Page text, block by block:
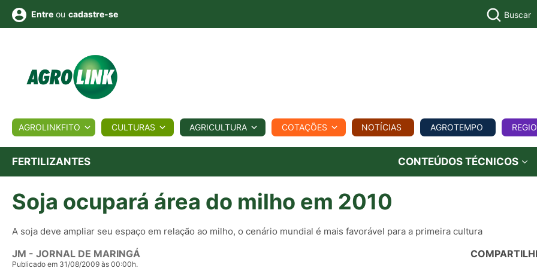
BIOLÓGICOS COTAÇÕES NOTÍCIAS AGROTEMPO REGIONAL COMERCIAL AGROVIAGENS
Conversor Colunistas Eventos
e
Vídeos
Entre ou cadastre-se Buscar
AGROLINKFITO CULTURAS AGRICULTURA COTAÇÕES NOTÍCIAS AGROTEMPO
FERTILIZANTES CONTEÚDOS TÉCNICOS
Soja ocupará área do milho em 2010
A soja deve ampliar seu espaço em relação ao milho, o cenário mundial é mais favorável para a primeira cultura
JM - JORNAL DE MARINGÁ
Publicado em 31/08/2009 às 00:00h.